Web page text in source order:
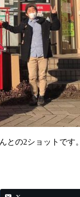
との2ショットです。